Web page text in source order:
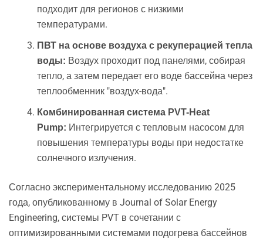
подходит для регионов с низкими
температурами.
ПВТ на основе воздуха с рекуперацией тепла
воды: Воздух проходит под панелями, собирая
тепло, а затем передает его воде бассейна через
теплообменник "воздух-вода".
Комбинированная система PVT-Heat
Pump: Интегрируется с тепловым насосом для
повышения температуры воды при недостатке
солнечного излучения.
Согласно экспериментальному исследованию 2025
года, опубликованному в Journal of Solar Energy
Engineering, системы PVT в сочетании с
оптимизированными системами подогрева бассейнов